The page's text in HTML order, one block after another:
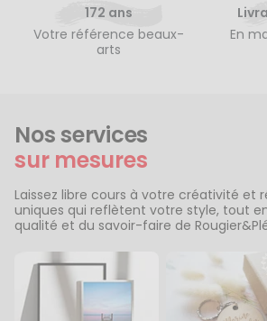
172 ans
Votre référence beaux-
arts
En
Nos services
sur mesures
Laissez libre cours à votre créativité et
uniques qui reflètent votre style, tout
qualité et du savoir-faire de